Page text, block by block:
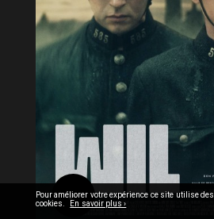
Pour améliorer votre expérience ce site utilise des
cookies. En savoir plus ›